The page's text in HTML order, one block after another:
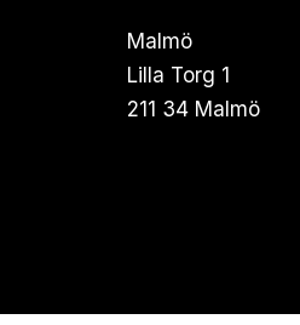
Malmö
Lilla Torg 1
211 34 Malmö